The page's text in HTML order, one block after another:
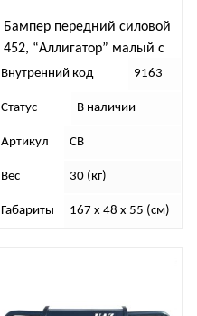
Бампер передний силовой
452, “Аллигатор” малый с
кенгурином
Внутренний код 9163
Статус В наличии
Артикул СВ
Вес 30 (кг)
Габариты 167 x 48 x 55 (см)